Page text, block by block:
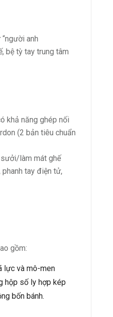
anh
bệ tỳ tay trung tâm
khả năng ghép nối
(2 bản tiêu chuẩn
sưởi/làm mát ghế
tay điện tử,
gồm:
lực và mô-men
hộp số ly hợp kép
bốn bánh.